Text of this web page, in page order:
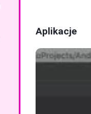
Aplikacje